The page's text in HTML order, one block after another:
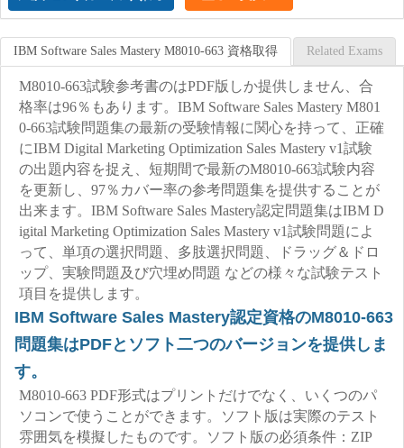
IBM Software Sales Mastery M8010-663 資格取得 Related Exams
M8010-663試験参考書のはPDF版しか提供しません、合
格率は96％もあります。IBM Software Sales Mastery M801
0-663試験問題集の最新の受験情報に関心を持って、正確
にIBM Digital Marketing Optimization Sales Mastery v1試験
の出題内容を捉え、短期間で最新のM8010-663試験内容
を更新し、97％カバー率の参考問題集を提供することが
出来ます。IBM Software Sales Mastery認定問題集はIBM D
igital Marketing Optimization Sales Mastery v1試験問題によ
って、単項の選択問題、多肢選択問題、ドラッグ＆ドロ
ップ、実験問題及び穴埋め問題 などの様々な試験テスト
項目を提供します。
IBM Software Sales Mastery認定資格のM8010-663
問題集はPDFとソフト二つのバージョンを提供しま
す。
M8010-663 PDF形式はプリントだけでなく、いくつのパ
ソコンで使うことができます。ソフト版は実際のテスト
雰囲気を模擬したものです。ソフト版の必須条件：ZIP